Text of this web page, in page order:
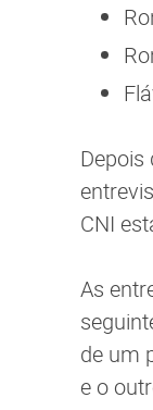
CNI
As
de um
e o